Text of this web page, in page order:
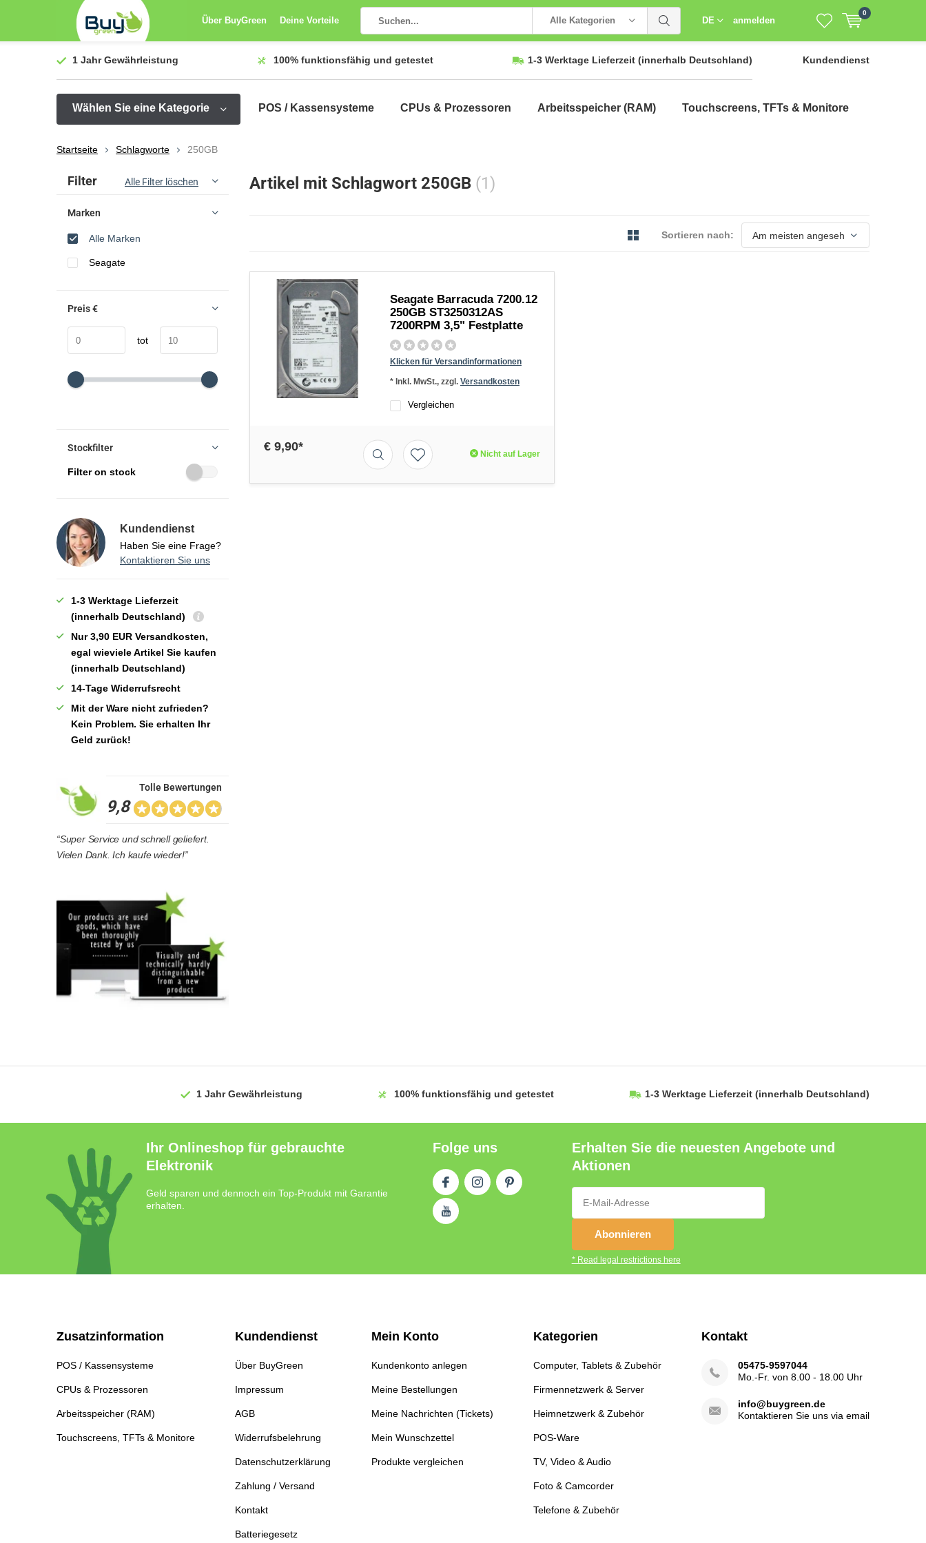
Über BuyGreen Deine Vorteile Alle Kategorien DE anmelden
0
1 JahrGewährleistung 100% funktionsfähig und getestet 1-3 Werktage Lieferzeit (innerhalb Deutschland) Kundendienst
Wählen Sie eine Kategorie POS / Kassensysteme CPUs & Prozessoren Arbeitsspeicher (RAM) Touchscreens, TFTs & Monitore
Startseite Schlagworte 250GB
Artikel mit Schlagwort 250GB (1)
Sortieren nach:
Seagate Barracuda 7200.12
250GB ST3250312AS
7200RPM 3,5" Festplatte
Klicken für Versandinformationen
* Inkl. MwSt., zzgl. Versandkosten
Vergleichen
€ 9,90*
Nicht auf Lager
Sortieren nach:
Filter Alle Filter löschen
Marken
Alle Marken
Seagate
Preis€
tot
Stockfilter
Filter on stock
Kundendienst
Haben Sie eine Frage?
Kontaktieren Sie uns
1-3 Werktage Lieferzeit
(innerhalb Deutschland)
Nur 3,90 EUR Versandkosten,
egal wieviele Artikel Sie kaufen
(innerhalb Deutschland)
14-Tage Widerrufsrecht
Mit der Ware nicht zufrieden?
Kein Problem. Sie erhalten Ihr
Geld zurück!
9,8
Tolle Bewertungen
“Super Service und schnell geliefert.
Vielen Dank. Ich kaufe wieder!”
1 JahrGewährleistung 100% funktionsfähig und getestet 1-3 Werktage Lieferzeit (innerhalb Deutschland)
Ihr Onlineshop für gebrauchte
Elektronik
Geld sparen und dennoch ein Top-Produkt mit Garantie
erhalten.
Folge uns
Erhalten Sie die neuesten Angebote und
Aktionen
Abonnieren
* Read legal restrictions here
Zusatzinformation
POS / Kassensysteme
CPUs & Prozessoren
Arbeitsspeicher (RAM)
Touchscreens, TFTs & Monitore
Kundendienst
Über BuyGreen
Impressum
AGB
Widerrufsbelehrung
Datenschutzerklärung
Zahlung / Versand
Kontakt
Batteriegesetz
Mein Konto
Kundenkonto anlegen
Meine Bestellungen
Meine Nachrichten (Tickets)
Mein Wunschzettel
Produkte vergleichen
Kategorien
Computer, Tablets & Zubehör
Firmennetzwerk & Server
Heimnetzwerk & Zubehör
POS-Ware
TV, Video & Audio
Foto & Camcorder
Telefone & Zubehör
Kontakt
05475-9597044
Mo.-Fr. von 8.00 - 18.00 Uhr
info@buygreen.de
Kontaktieren Sie uns via email